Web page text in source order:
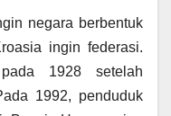
negara berbentuk
ingin federasi.
1928 setelah
1992, penduduk